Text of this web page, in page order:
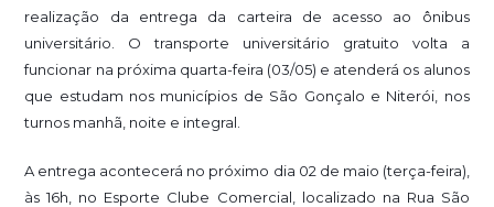
realização da entrega da carteira de acesso ao ônibus
universitário. O transporte universitário gratuito volta a
funcionar na próxima quarta-feira (03/05) e atenderá os alunos
que estudam nos municípios de São Gonçalo e Niterói, nos
turnos manhã, noite e integral.
A entrega acontecerá no próximo dia 02 de maio (terça-feira),
às 16h, no Esporte Clube Comercial, localizado na Rua São